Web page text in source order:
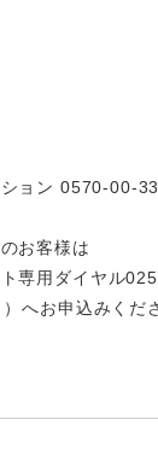
ョン 0570-00-
お客様は
専用ダイヤル
へお申込みくだ